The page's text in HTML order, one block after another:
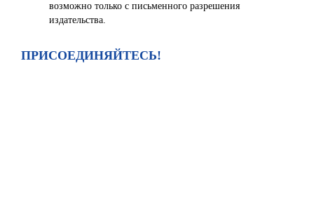
возможно только с письменного разрешения
издательства.
ПРИСОЕДИНЯЙТЕСЬ!